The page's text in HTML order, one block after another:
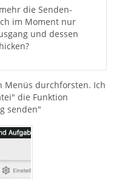
die Senden-
im Moment nur
und dessen
Menüs durchforsten. Ich
die Funktion
senden"